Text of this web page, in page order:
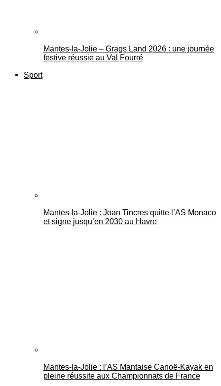
Mantes-la-Jolie – Grags Land 2026 : une journée
festive réussie au Val Fourré
Sport
Mantes-la-Jolie : Joan Tincres quitte l’AS Monaco
et signe jusqu’en 2030 au Havre
Mantes-la-Jolie : l’AS Mantaise Canoë‑Kayak en
pleine réussite aux Championnats de France